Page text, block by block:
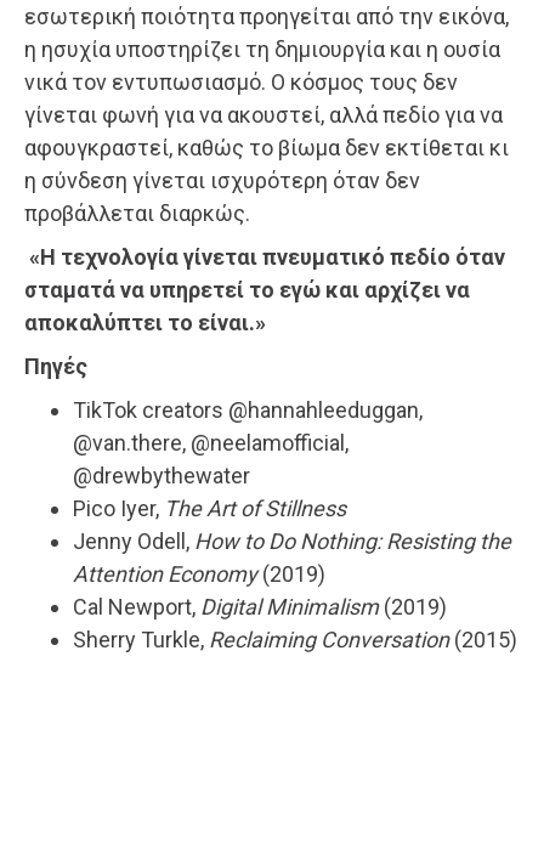
εσωτερική ποιότητα προηγείται από την εικόνα,
η ησυχία υποστηρίζει τη δημιουργία και η ουσία
νικά τον εντυπωσιασμό. Ο κόσμος τους δεν
γίνεται φωνή για να ακουστεί, αλλά πεδίο για να
αφουγκραστεί, καθώς το βίωμα δεν εκτίθεται κι
η σύνδεση γίνεται ισχυρότερη όταν δεν
προβάλλεται διαρκώς.
«Η τεχνολογία γίνεται πνευματικό πεδίο όταν
σταματά να υπηρετεί το εγώ και αρχίζει να
αποκαλύπτει το είναι.»
Πηγές
TikTok creators @hannahleeduggan,
@van.there, @neelamofficial,
@drewbythewater
Pico Iyer, The Art of Stillness
Jenny Odell, How to Do Nothing: Resisting the
Attention Economy(2019)
Cal Newport, Digital Minimalism(2019)
Sherry Turkle, Reclaiming Conversation(2015)